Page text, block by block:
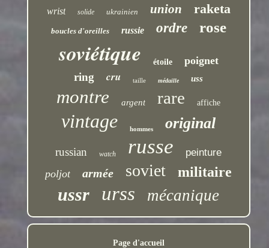
wrist solide ukrainien union raketa
boucles d'oreilles russie ordre rose
soviétique étoile poignet
ring cru taille médaille uss
montre argent rare affiche
vintage hommes original
russian watch russe peinture
poljot armée soviet militaire
ussr urss mécanique
Page d'accueil